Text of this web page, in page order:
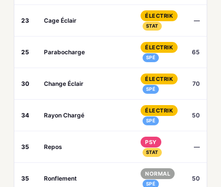
23 Cage Éclair
ÉLECTRIK
STAT
—
25 Parabocharge
ÉLECTRIK
SPÉ
65
30 Change Éclair
ÉLECTRIK
SPÉ
70
34 Rayon Chargé
ÉLECTRIK
SPÉ
50
35 Repos
PSY
STAT
—
35 Ronflement
NORMAL
SPÉ
50